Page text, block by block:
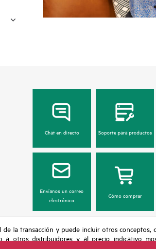
Chat en directo Soporte para productos
Envíanos un correo
electrónico
Cómo comprar
la transacción y puede incluir otros
otros distribuidores y al precio indicativo